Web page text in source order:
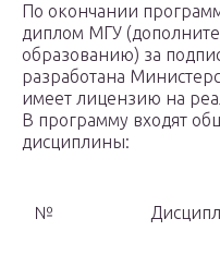
По окончании
диплом МГУ
образованию) за
разработана
имеет лицензию на
В программу входят
дисциплины:
№